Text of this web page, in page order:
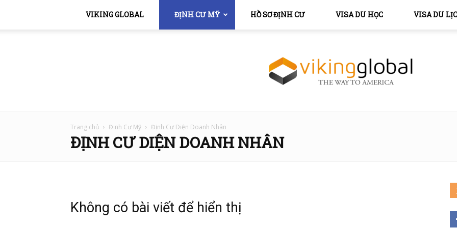
VIKING GLOBAL ĐỊNH CƯ MỸ HỒ SƠ ĐỊNH CƯ VISA DU HỌC VISA DU
Trang chủ Định Cư Mỹ Định Cư Diện Doanh Nhân
ĐỊNH CƯ DIỆN DOANH NHÂN
Không có bài viết để hiển thị